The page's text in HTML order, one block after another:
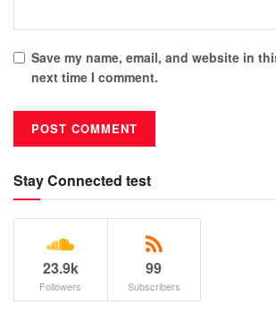
Save my name, email, and website in
next time I comment.
Stay Connected test
23.9k
Followers
99
Subscribers